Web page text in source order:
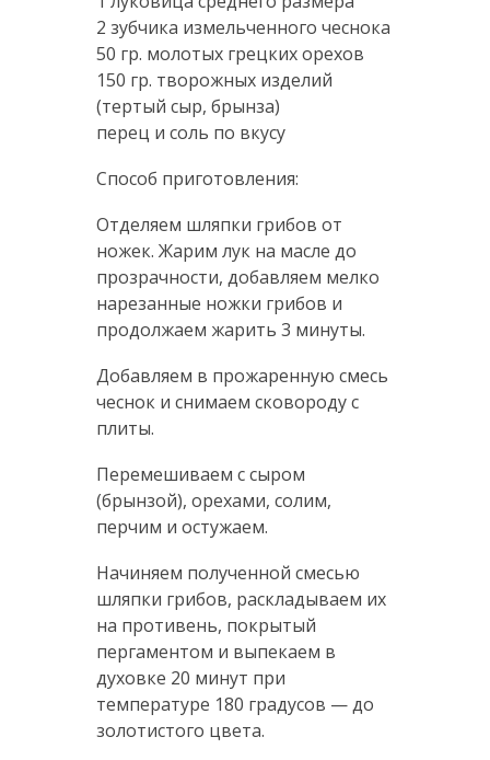
2 зубчика измельченного чеснока
50 гр. молотых грецких орехов
150 гр. творожных изделий
(тертый сыр, брынза)
перец и соль по вкусу
Способ приготовления:
Отделяем шляпки грибов от
ножек. Жарим лук на масле до
прозрачности, добавляем мелко
нарезанные ножки грибов и
продолжаем жарить 3 минуты.
Добавляем в прожаренную смесь
чеснок и снимаем сковороду с
плиты.
Перемешиваем с сыром
(брынзой), орехами, солим,
перчим и остужаем.
Начиняем полученной смесью
шляпки грибов, раскладываем их
на противень, покрытый
пергаментом и выпекаем в
духовке 20 минут при
температуре 180 градусов — до
золотистого цвета.